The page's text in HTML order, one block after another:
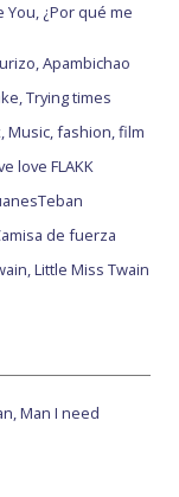
You, ¿Por qué me
Apambichao
Trying times
Music, fashion, film
love FLAKK
de fuerza
Little Miss Twain
Man I need